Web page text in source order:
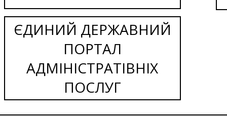
ЄДИНИЙ ДЕРЖАВНИЙ
ПОРТАЛ
АДМІНІСТРАТІВНІХ
ПОСЛУГ